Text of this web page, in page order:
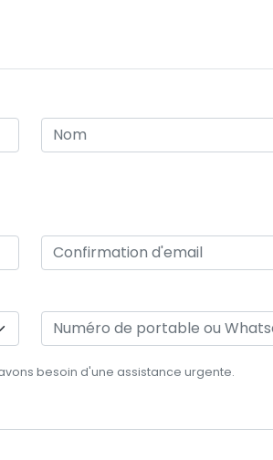
besoin d'une assistance urgente.